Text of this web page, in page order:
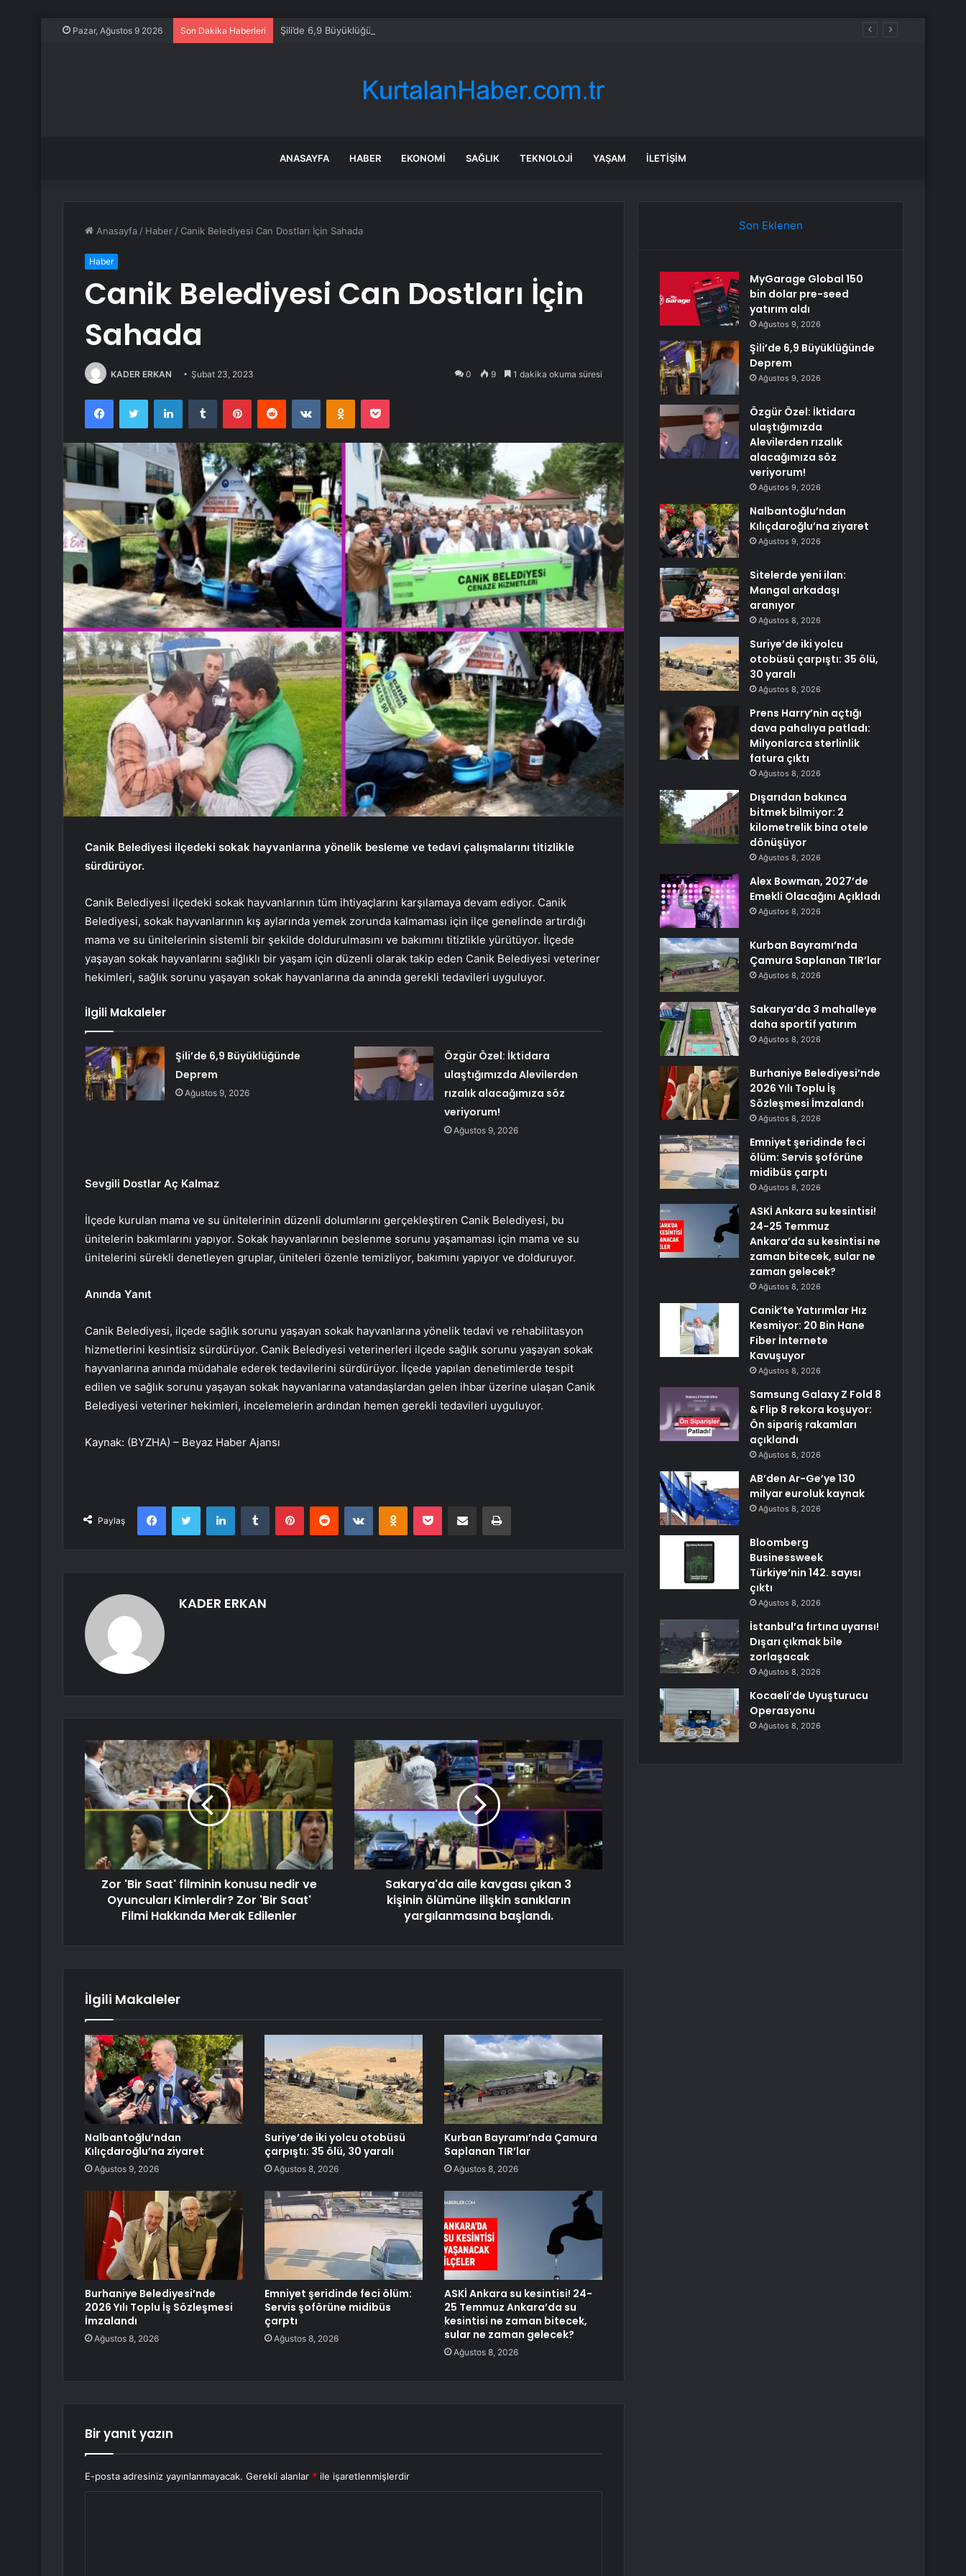
Pazar, Ağustos 9 2026 Son Dakika Haberleri Şili’de 6,9 Büyüklüğünde Deprem
ANASAYFA HABER EKONOMI SAĞLIK TEKNOLOJI YAŞAM İLETIŞIM
Anasayfa / Haber / Canik Belediyesi Can Dostları İçin Sahada
Haber
Canik Belediyesi Can Dostları İçin
Sahada
KADER ERKAN Şubat 23, 2023 0 9 1 dakika okuma süresi
FacebookTwitter LinkedInTumblr PinterestReddit VKontakteOdnoklassniki
Pocket
Canik Belediyesi ilçedeki sokak hayvanlarına yönelik besleme ve tedavi çalışmalarını titizlikle
sürdürüyor.
Canik Belediyesi ilçedeki sokak hayvanlarının tüm ihtiyaçlarını karşılamaya devam ediyor. Canik
Belediyesi, sokak hayvanlarının kış aylarında yemek zorunda kalmaması için ilçe genelinde artırdığı
mama ve su ünitelerinin sistemli bir şekilde doldurulmasını ve bakımını titizlikle yürütüyor. İlçede
yaşayan sokak hayvanlarını sağlıklı bir yaşam için düzenli olarak takip eden Canik Belediyesi veteriner
hekimleri, sağlık sorunu yaşayan sokak hayvanlarına da anında gerekli tedavileri uyguluyor.
İlgili Makaleler
Şili’de 6,9 Büyüklüğünde
Deprem
Ağustos 9, 2026
Özgür Özel: İktidara
ulaştığımızda Alevilerden
rızalık alacağımıza söz
veriyorum!
Ağustos 9, 2026
Sevgili Dostlar Aç Kalmaz
İlçede kurulan mama ve su ünitelerinin düzenli dolumlarını gerçekleştiren Canik Belediyesi, bu
ünitelerin bakımlarını yapıyor. Sokak hayvanlarının beslenme sorunu yaşamaması için mama ve su
ünitelerini sürekli denetleyen gruplar, üniteleri özenle temizliyor, bakımını yapıyor ve dolduruyor.
Anında Yanıt
Canik Belediyesi, ilçede sağlık sorunu yaşayan sokak hayvanlarına yönelik tedavi ve rehabilitasyon
hizmetlerini kesintisiz sürdürüyor. Canik Belediyesi veterinerleri ilçede sağlık sorunu yaşayan sokak
hayvanlarına anında müdahale ederek tedavilerini sürdürüyor. İlçede yapılan denetimlerde tespit
edilen ve sağlık sorunu yaşayan sokak hayvanlarına vatandaşlardan gelen ihbar üzerine ulaşan Canik
Belediyesi veteriner hekimleri, incelemelerin ardından hemen gerekli tedavileri uyguluyor.
Kaynak: (BYZHA) – Beyaz Haber Ajansı
Paylaş
FacebookTwitter LinkedInTumblr PinterestReddit VKontakteOdnoklassniki
Pocket E-Posta ile paylaş Yazdır
KADER ERKAN
Zor 'Bir Saat' filminin konusu nedir ve
Oyuncuları Kimlerdir? Zor 'Bir Saat'
Filmi Hakkında Merak Edilenler
Sakarya'da aile kavgası çıkan 3
kişinin ölümüne ilişkin sanıkların
yargılanmasına başlandı.
İlgili Makaleler
Nalbantoğlu’ndan
Kılıçdaroğlu’na ziyaret
Ağustos 9, 2026
Suriye’de iki yolcu otobüsü
çarpıştı: 35 ölü, 30 yaralı
Ağustos 8, 2026
Kurban Bayramı’nda Çamura
Saplanan TIR’lar
Ağustos 8, 2026
Burhaniye Belediyesi’nde
2026 Yılı Toplu İş Sözleşmesi
İmzalandı
Ağustos 8, 2026
Emniyet şeridinde feci ölüm:
Servis şoförüne midibüs
çarptı
Ağustos 8, 2026
ASKİ Ankara su kesintisi! 24-
25 Temmuz Ankara’da su
kesintisi ne zaman bitecek,
sular ne zaman gelecek?
Ağustos 8, 2026
Bir yanıt yazın
E-posta adresiniz yayınlanmayacak. Gerekli alanlar * ile işaretlenmişlerdir
Son Eklenen
MyGarage Global 150
bin dolar pre-seed
yatırım aldı
Ağustos 9, 2026
Şili’de 6,9 Büyüklüğünde
Deprem
Ağustos 9, 2026
Özgür Özel: İktidara
ulaştığımızda
Alevilerden rızalık
alacağımıza söz
veriyorum!
Ağustos 9, 2026
Nalbantoğlu’ndan
Kılıçdaroğlu’na ziyaret
Ağustos 9, 2026
Sitelerde yeni ilan:
Mangal arkadaşı
aranıyor
Ağustos 8, 2026
Suriye’de iki yolcu
otobüsü çarpıştı: 35 ölü,
30 yaralı
Ağustos 8, 2026
Prens Harry’nin açtığı
dava pahalıya patladı:
Milyonlarca sterlinlik
fatura çıktı
Ağustos 8, 2026
Dışarıdan bakınca
bitmek bilmiyor: 2
kilometrelik bina otele
dönüşüyor
Ağustos 8, 2026
Alex Bowman, 2027’de
Emekli Olacağını Açıkladı
Ağustos 8, 2026
Kurban Bayramı’nda
Çamura Saplanan TIR’lar
Ağustos 8, 2026
Sakarya’da 3 mahalleye
daha sportif yatırım
Ağustos 8, 2026
Burhaniye Belediyesi’nde
2026 Yılı Toplu İş
Sözleşmesi İmzalandı
Ağustos 8, 2026
Emniyet şeridinde feci
ölüm: Servis şoförüne
midibüs çarptı
Ağustos 8, 2026
ASKİ Ankara su kesintisi!
24-25 Temmuz
Ankara’da su kesintisi ne
zaman bitecek, sular ne
zaman gelecek?
Ağustos 8, 2026
Canik’te Yatırımlar Hız
Kesmiyor: 20 Bin Hane
Fiber İnternete
Kavuşuyor
Ağustos 8, 2026
Samsung Galaxy Z Fold 8
& Flip 8 rekora koşuyor:
Ön sipariş rakamları
açıklandı
Ağustos 8, 2026
AB’den Ar-Ge’ye 130
milyar euroluk kaynak
Ağustos 8, 2026
Bloomberg
Businessweek
Türkiye’nin 142. sayısı
çıktı
Ağustos 8, 2026
İstanbul’a fırtına uyarısı!
Dışarı çıkmak bile
zorlaşacak
Ağustos 8, 2026
Kocaeli’de Uyuşturucu
Operasyonu
Ağustos 8, 2026